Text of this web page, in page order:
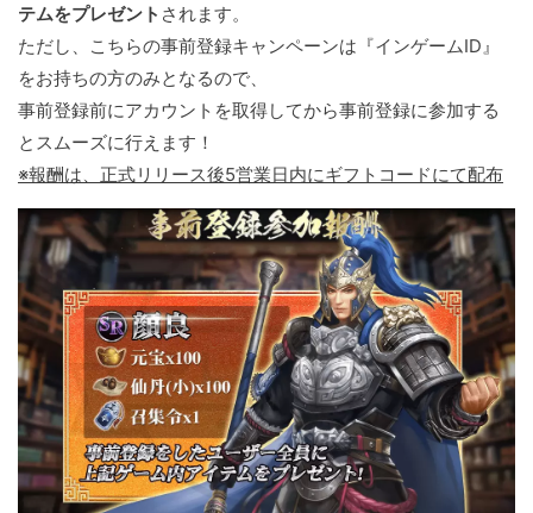
テムをプレゼント されます。
ただし、こちらの事前登録キャンペーンは『インゲームID』
をお持ちの方のみとなるので、
事前登録前にアカウントを取得してから事前登録に参加する
とスムーズに行えます！
※報酬は、正式リリース後5営業日内にギフトコードにて配布